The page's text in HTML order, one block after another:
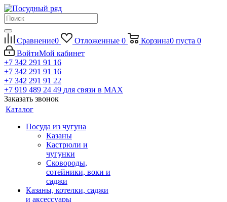
Сравнение0 Отложенные 0 Корзина0 пуста 0
ВойтиМой кабинет
+7 342 291 91 16
+7 342 291 91 16
+7 342 291 91 22
+7 919 489 24 49 для связи в МАХ
Заказать звонок
Каталог
Посуда из чугуна
Казаны
Кастрюли и
чугунки
Сковороды,
сотейники, воки и
саджи
Казаны, котелки, саджи
и аксессуары